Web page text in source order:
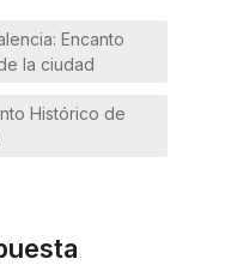
Encanto
la ciudad
Histórico de